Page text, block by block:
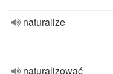
naturalize
naturalizować